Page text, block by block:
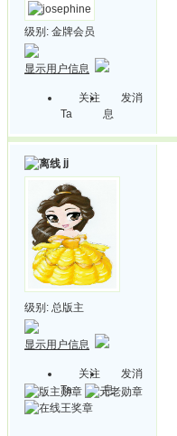
级别: 金牌会员
显示用户信息
关注
Ta
发消
息
jj
级别: 总版主
显示用户信息
关注
Ta
发消
息